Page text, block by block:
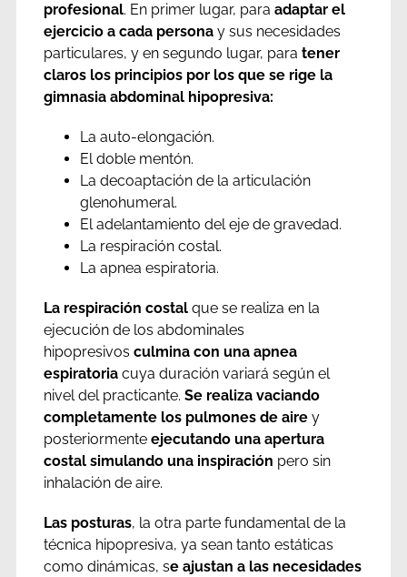
profesional. En primer lugar, para adaptar el
ejercicio a cada personay sus necesidades
particulares, y en segundo lugar, para tener
claros los principios por los que se rige la
gimnasia abdominal hipopresiva:
La auto-elongación.
El doble mentón.
La decoaptación de la articulación
glenohumeral.
El adelantamiento del eje de gravedad.
La respiración costal.
La apnea espiratoria.
La respiración costalque se realiza en la
ejecución de los abdominales
hipopresivos culmina con una apnea
espiratoria cuya duración variará según el
nivel del practicante. Se realiza vaciando
completamente los pulmones de airey
posteriormente ejecutando una apertura
costal simulando una inspiración pero sin
inhalación de aire.
Las posturas, la otra parte fundamental de la
técnica hipopresiva, ya sean tanto estáticas
como dinámicas, se ajustan a las necesidades